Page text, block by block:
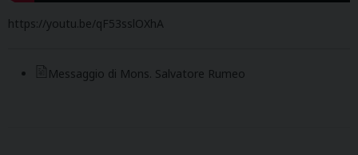
https://youtu.be/qF53sslOXhA
Messaggio di Mons. Salvatore Rumeo